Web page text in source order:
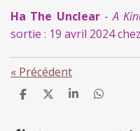
Ha The Unclear-A
sortie : 19 avril 2024
« Précédent
P
P
P
P